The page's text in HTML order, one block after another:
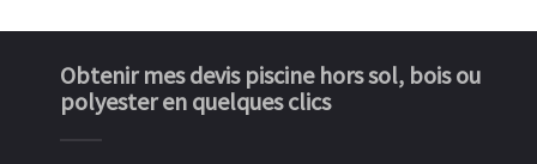
Obtenir mes devis piscine hors sol, bois ou
polyester en quelques clics